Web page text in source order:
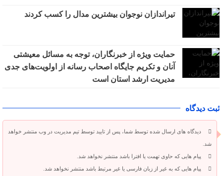
تیراندازان نوجوان بیشترین مدال را کسب کردند
حمایت ویژه از خبرنگاران، توجه به مسائل معیشتی
آنان و تکریم جایگاه اصحاب رسانه از اولویت‌های جدی
مدیریت ارشد استان است
ثبت دیدگاه
دیدگاه های ارسال شده توسط شما، پس از تایید توسط تیم مدیریت در وب منتشر خواهد
شد.
پیام هایی که حاوی تهمت یا افترا باشد منتشر نخواهد شد.
پیام هایی که به غیر از زبان فارسی یا غیر مرتبط باشد منتشر نخواهد شد.